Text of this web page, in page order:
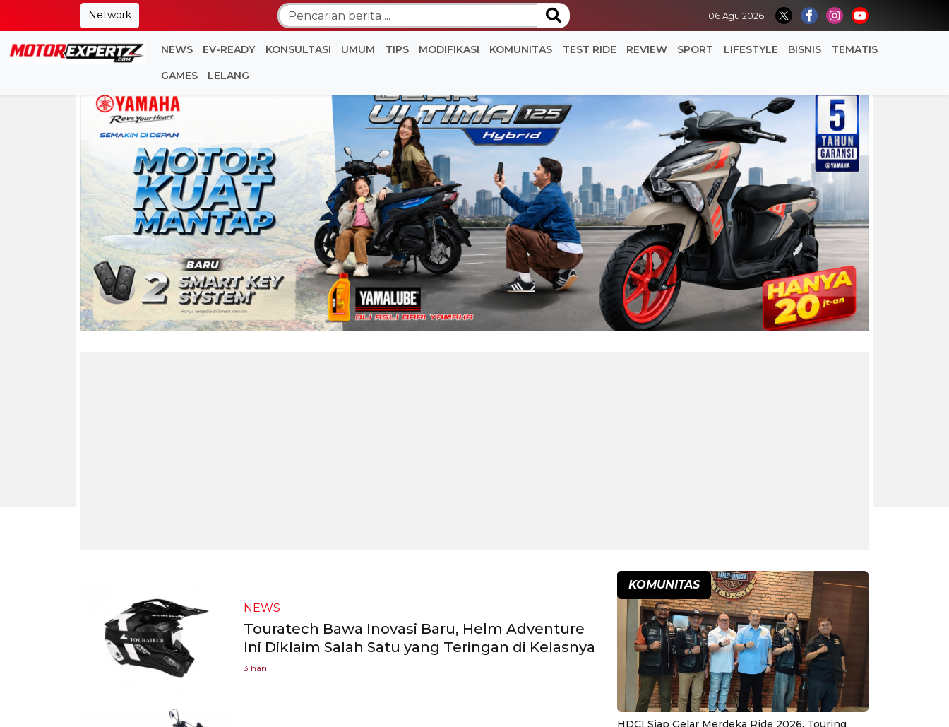
Network 06 Agu 2026
NEWS EV-READY KONSULTASI UMUM TIPS MODIFIKASI KOMUNITAS TEST RIDE REVIEW SPORT LIFESTYLE BISNIS TEMATIS
GAMES LELANG
NEWS
Touratech Bawa Inovasi Baru, Helm Adventure
Ini Diklaim Salah Satu yang Teringan di Kelasnya
3 hari
KOMUNITAS